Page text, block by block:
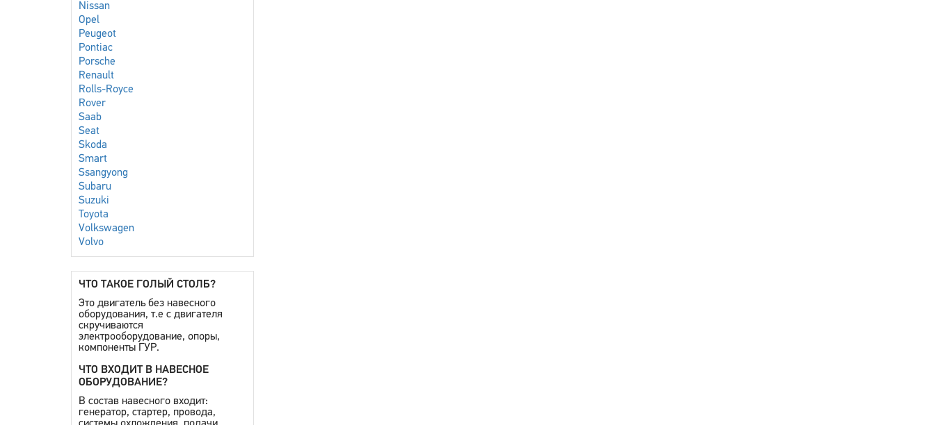
Nissan
Opel
Peugeot
Pontiac
Porsche
Renault
Rolls-Royce
Rover
Saab
Seat
Skoda
Smart
Ssangyong
Subaru
Suzuki
Toyota
Volkswagen
Volvo
ЧТО ТАКОЕ ГОЛЫЙ СТОЛБ?
Это двигатель без навесного
оборудования, т.е с двигателя
скручиваются
электрооборудование, опоры,
компоненты ГУР.
ЧТО ВХОДИТ В НАВЕСНОЕ
ОБОРУДОВАНИЕ?
В состав навесного входит:
генератор, стартер, провода,